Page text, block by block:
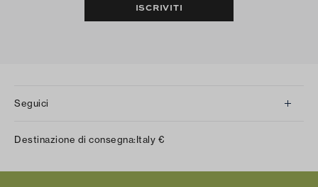
ISCRIVITI
Seguici
Twitter
Destinazione di consegna:Italy €